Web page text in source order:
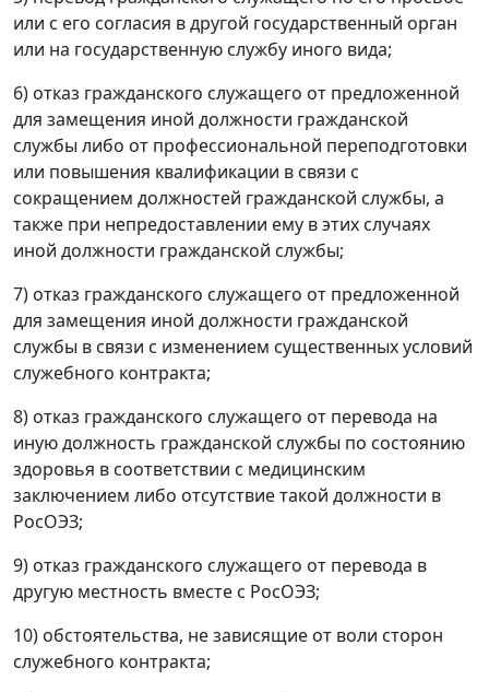
или с его согласия в другой государственный орган
или на государственную службу иного вида;
6) отказ гражданского служащего от предложенной
для замещения иной должности гражданской
службы либо от профессиональной переподготовки
или повышения квалификации в связи с
сокращением должностей гражданской службы, а
также при непредоставлении ему в этих случаях
иной должности гражданской службы;
7) отказ гражданского служащего от предложенной
для замещения иной должности гражданской
службы в связи с изменением существенных условий
служебного контракта;
8) отказ гражданского служащего от перевода на
иную должность гражданской службы по состоянию
здоровья в соответствии с медицинским
заключением либо отсутствие такой должности в
РосОЭЗ;
9) отказ гражданского служащего от перевода в
другую местность вместе с РосОЭЗ;
10) обстоятельства, не зависящие от воли сторон
служебного контракта;